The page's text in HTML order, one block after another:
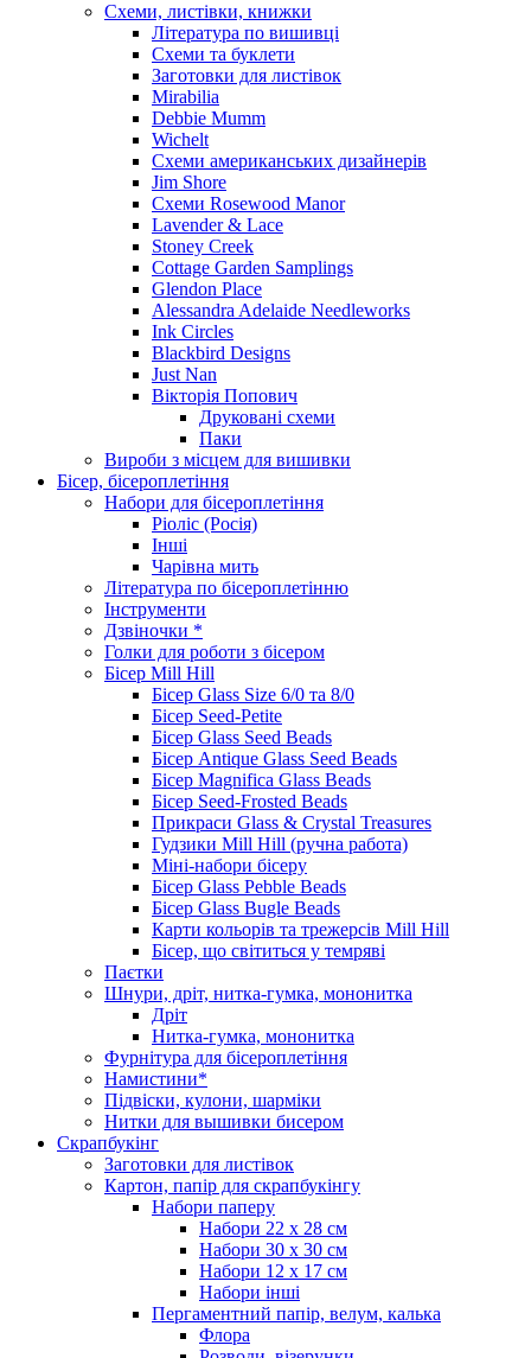
Схеми, листівки, книжки
Література по вишивці
Схеми та буклети
Заготовки для листівок
Mirabilia
Debbie Mumm
Wichelt
Схеми американських дизайнерів
Jim Shore
Cхеми Rosewood Manor
Lavender & Lace
Stoney Creek
Cottage Garden Samplings
Glendon Place
Alessandra Adelaide Needleworks
Ink Circles
Blackbird Designs
Just Nan
Вікторія Попович
Друковані схеми
Паки
Вироби з місцем для вишивки
Бісер, бісероплетіння
Набори для бісероплетіння
Ріоліс (Росія)
Інші
Чарівна мить
Література по бісероплетінню
Інструменти
Дзвіночки *
Голки для роботи з бісером
Бісер Mill Hill
Бісер Glass Size 6/0 та 8/0
Бісер Seed-Petite
Бісер Glass Seed Beads
Бісер Antique Glass Seed Beads
Бісер Magnifica Glass Beads
Бісер Seed-Frosted Beads
Прикраси Glass & Crystal Treasures
Гудзики Mill Hill (ручна работа)
Міні-набори бісеру
Бісер Glass Pebble Beads
Бісер Glass Bugle Beads
Карти кольорів та трежерсів Mill Hill
Бісер, що світиться у темряві
Паєтки
Шнури, дріт, нитка-гумка, мононитка
Дріт
Нитка-гумка, мононитка
Фурнітура для бісероплетіння
Намистини*
Підвіски, кулони, шарміки
Нитки для вышивки бисером
Скрапбукінг
Заготовки для листівок
Картон, папір для скрапбукінгу
Набори паперу
Набори 22 х 28 см
Набори 30 х 30 см
Набори 12 х 17 см
Набори інші
Пергаментний папір, велум, калька
Флора